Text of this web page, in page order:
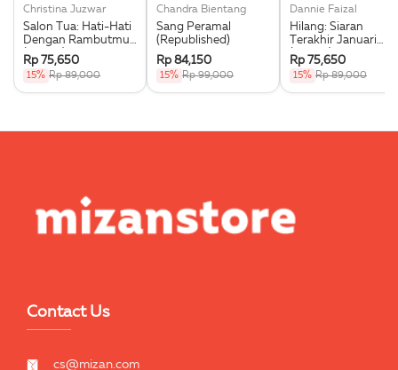
Christina Juzwar
Salon Tua: Hati-Hati
Dengan Rambutmu!
(Darklit)
Rp 75,650
15% Rp 89,000
Chandra Bientang
Sang Peramal
(Republished)
Rp 84,150
15% Rp 99,000
Dannie Faizal
Hilang: Siaran
Terakhir Januari
(Darklit)
Rp 75,650
15% Rp 89,000
Contact Us
cs@mizan.com